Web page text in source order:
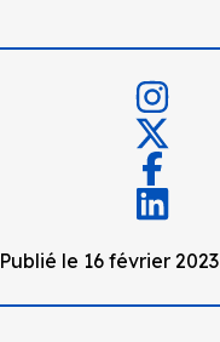
Publié le 16 février 2023